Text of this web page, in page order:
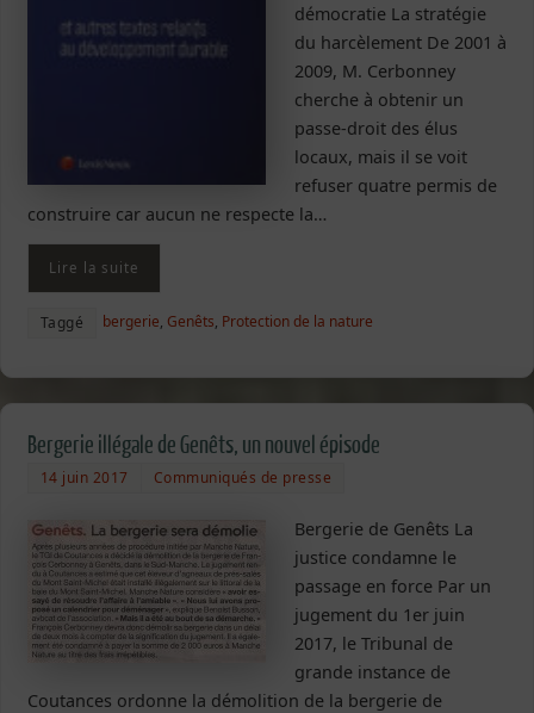
démocratie La stratégie
du harcèlement De 2001 à
2009, M. Cerbonney
cherche à obtenir un
passe-droit des élus
locaux, mais il se voit
refuser quatre permis de
construire car aucun ne respecte la…
Lire la suite
Taggé bergerie, Genêts, Protection de la nature
Bergerie illégale de Genêts, un nouvel épisode
14 juin 2017 Communiqués de presse
Bergerie de Genêts La
justice condamne le
passage en force Par un
jugement du 1er juin
2017, le Tribunal de
grande instance de
Coutances ordonne la démolition de la bergerie de